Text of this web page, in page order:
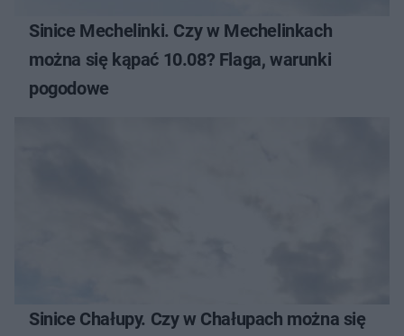
Sinice Mechelinki. Czy w Mechelinkach
można się kąpać 10.08? Flaga, warunki
pogodowe
Sinice Chałupy. Czy w Chałupach można się